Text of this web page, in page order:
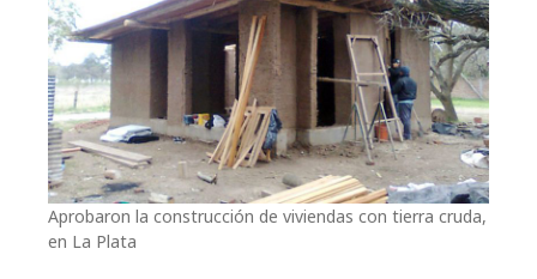
Aprobaron la construcción de viviendas con tierra cruda,
en La Plata